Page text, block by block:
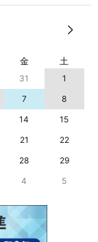
金 土
31
1
7
8
14
15
21
22
28
29
4 5